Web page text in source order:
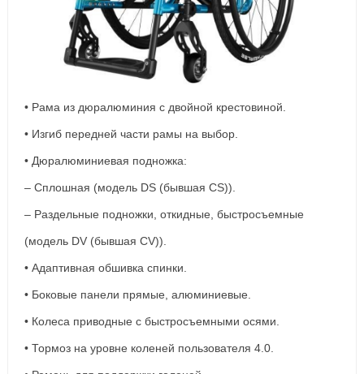
• Рама из дюралюминия с двойной крестовиной.
• Изгиб передней части рамы на выбор.
• Дюралюминиевая подножка:
– Сплошная (модель DS (бывшая CS)).
– Раздельные подножки, откидные, быстросъемные
(модель DV (бывшая CV)).
• Адаптивная обшивка спинки.
• Боковые панели прямые, алюминиевые.
• Колеса приводные с быстросъемными осями.
• Тормоз на уровне коленей пользователя 4.0.